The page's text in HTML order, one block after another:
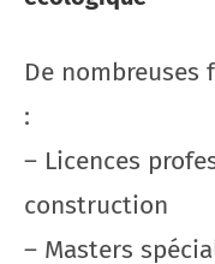
De
:
– Licences
construction
– Masters